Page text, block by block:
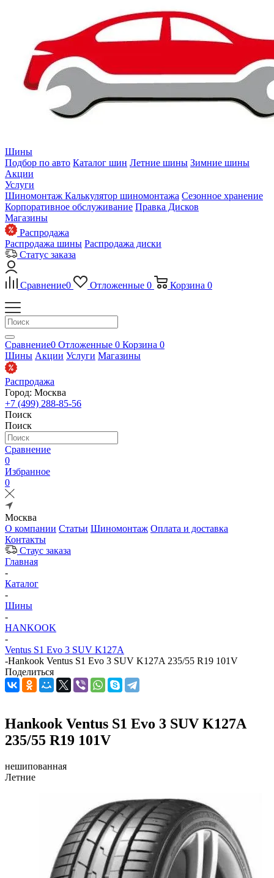
Шины
Подбор по авто Каталог шин Летние шины Зимние шины
Акции
Услуги
Шиномонтаж Калькулятор шиномонтажа Сезонное хранение
Корпоративное обслуживание Правка Дисков
Магазины
Распродажа
Распродажа шины Распродажа диски
Статус заказа
Сравнение0 Отложенные 0 Корзина 0
Сравнение0 Отложенные 0 Корзина 0
Шины Акции Услуги Магазины
Распродажа
Город: Москва
+7 (499) 288-85-56
Поиск
Поиск
Сравнение
0
Избранное
0
Москва
О компании Статьи Шиномонтаж Оплата и доставка
Контакты
Стаус заказа
Главная
-
Каталог
-
Шины
-
HANKOOK
-
Ventus S1 Evo 3 SUV K127A
-Hankook Ventus S1 Evo 3 SUV K127A 235/55 R19 101V
Поделиться
Hankook Ventus S1 Evo 3 SUV K127A
235/55 R19 101V
нешипованная
Летние